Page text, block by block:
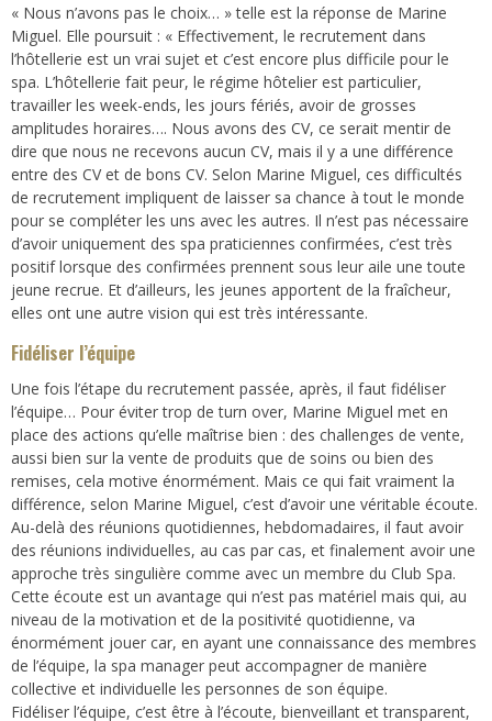
« Nous n’avons pas le choix… » telle est la réponse de Marine
Miguel. Elle poursuit : « Effectivement, le recrutement dans
l’hôtellerie est un vrai sujet et c’est encore plus difficile pour le
spa. L’hôtellerie fait peur, le régime hôtelier est particulier,
travailler les week-ends, les jours fériés, avoir de grosses
amplitudes horaires…. Nous avons des CV, ce serait mentir de
dire que nous ne recevons aucun CV, mais il y a une différence
entre des CV et de bons CV. Selon Marine Miguel, ces difficultés
de recrutement impliquent de laisser sa chance à tout le monde
pour se compléter les uns avec les autres. Il n’est pas nécessaire
d’avoir uniquement des spa praticiennes confirmées, c’est très
positif lorsque des confirmées prennent sous leur aile une toute
jeune recrue. Et d’ailleurs, les jeunes apportent de la fraîcheur,
elles ont une autre vision qui est très intéressante.
Fidéliser l’équipe
Une fois l’étape du recrutement passée, après, il faut fidéliser
l’équipe… Pour éviter trop de turn over, Marine Miguel met en
place des actions qu’elle maîtrise bien : des challenges de vente,
aussi bien sur la vente de produits que de soins ou bien des
remises, cela motive énormément. Mais ce qui fait vraiment la
différence, selon Marine Miguel, c’est d’avoir une véritable écoute.
Au-delà des réunions quotidiennes, hebdomadaires, il faut avoir
des réunions individuelles, au cas par cas, et finalement avoir une
approche très singulière comme avec un membre du Club Spa.
Cette écoute est un avantage qui n’est pas matériel mais qui, au
niveau de la motivation et de la positivité quotidienne, va
énormément jouer car, en ayant une connaissance des membres
de l’équipe, la spa manager peut accompagner de manière
collective et individuelle les personnes de son équipe.
Fidéliser l’équipe, c’est être à l’écoute, bienveillant et transparent,